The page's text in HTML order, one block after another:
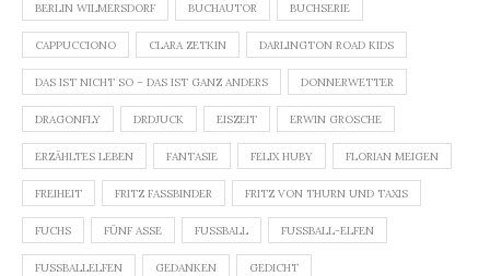
BERLIN WILMERSDORF BUCHAUTOR BUCHSERIE
CAPPUCCIONO CLARA ZETKIN DARLINGTON ROAD KIDS
DAS IST NICHT SO – DAS IST GANZ ANDERS DONNERWETTER
DRAGONFLY DRDJUCK EISZEIT ERWIN GROSCHE
ERZÄHLTES LEBEN FANTASIE FELIX HUBY FLORIAN MEIGEN
FREIHEIT FRITZ FASSBINDER FRITZ VON THURN UND TAXIS
FUCHS FÜNF ASSE FUSSBALL FUSSBALL-ELFEN
FUSSBALLELFEN GEDANKEN GEDICHT